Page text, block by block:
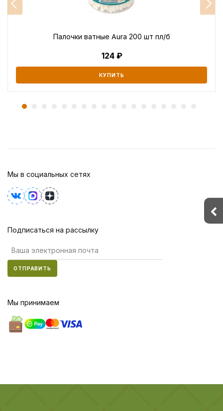
Палочки ватные Aura 200 шт пл/б
124
КУПИТЬ
Мы в социальных сетях
Подписаться на рассылку
ОТПРАВИТЬ
Мы принимаем